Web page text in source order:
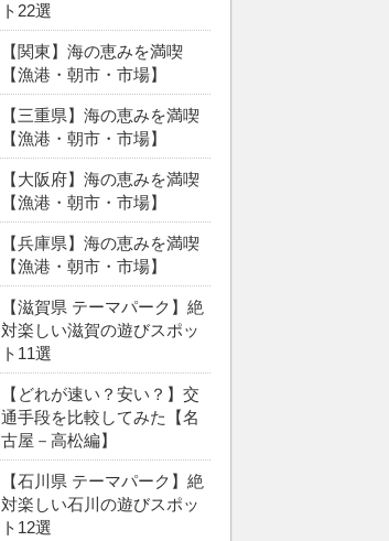
ト22選
【関東】海の恵みを満喫
【漁港・朝市・市場】
【三重県】海の恵みを満喫
【漁港・朝市・市場】
【大阪府】海の恵みを満喫
【漁港・朝市・市場】
【兵庫県】海の恵みを満喫
【漁港・朝市・市場】
【滋賀県 テーマパーク】絶
対楽しい滋賀の遊びスポッ
ト11選
【どれが速い？安い？】交
通手段を比較してみた【名
古屋－高松編】
【石川県 テーマパーク】絶
対楽しい石川の遊びスポッ
ト12選